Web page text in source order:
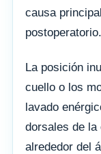
causa
postoperatorio.
La posición
cuello o los
lavado
dorsales de la
alrededor del